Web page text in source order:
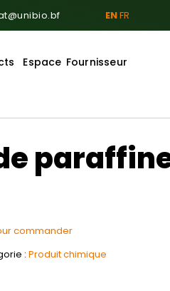
ENFR
Espace Fournisseur
commander
: Produit chimique